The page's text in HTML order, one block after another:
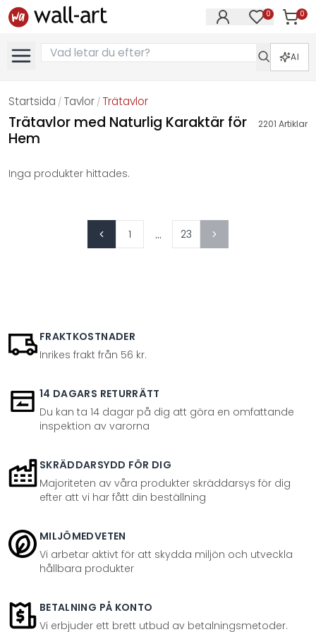
0 0
AI
Startsida / Tavlor /Trätavlor
Trätavlor med Naturlig Karaktär för
Hem
2201 Artiklar
Inga produkter hittades.
1 ... 23
FRAKTKOSTNADER
Inrikes frakt från 56 kr.
14 DAGARS RETURRÄTT
Du kan ta 14 dagar på dig att göra en omfattande
inspektion av varorna
SKRÄDDARSYDD FÖR DIG
Majoriteten av våra produkter skräddarsys för dig
efter att vi har fått din beställning
MILJÖMEDVETEN
Vi arbetar aktivt för att skydda miljön och utveckla
hållbara produkter
BETALNING PÅ KONTO
Vi erbjuder ett brett utbud av betalningsmetoder.